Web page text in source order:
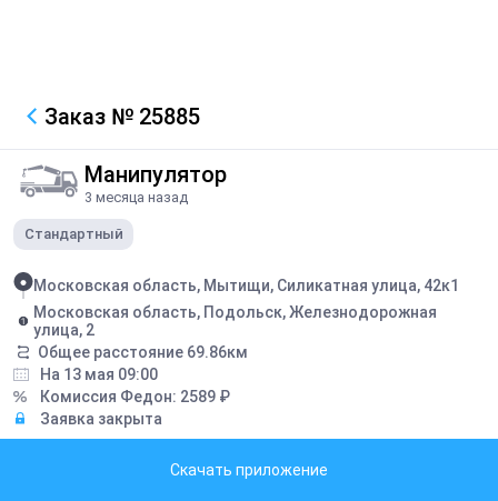
Заказ № 25885
Манипулятор
3 месяца назад
Стандартный
Московская область, Мытищи, Силикатная улица, 42к1
Московская область, Подольск, Железнодорожная
улица, 2
Общее расстояние 69.86км
На 13 мая 09:00
Комиссия Федон: 2589 ₽
Заявка закрыта
Грузоподъемность борта:8 тонн
Скачать приложение